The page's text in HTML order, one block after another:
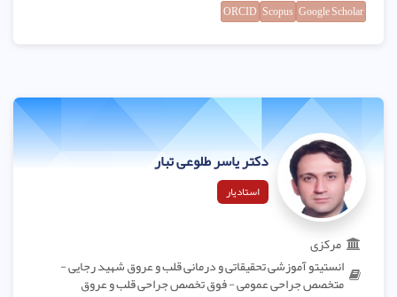
Google Scholar
Scopus
ORCID
دکتر یاسر طلوعی تبار
استادیار
مرکزی
انستیتو آموزشی تحقیقاتی و درمانی قلب و عروق شهید رجایی -
متخصص جراحی عمومی - فوق تخصص جراحی قلب و عروق